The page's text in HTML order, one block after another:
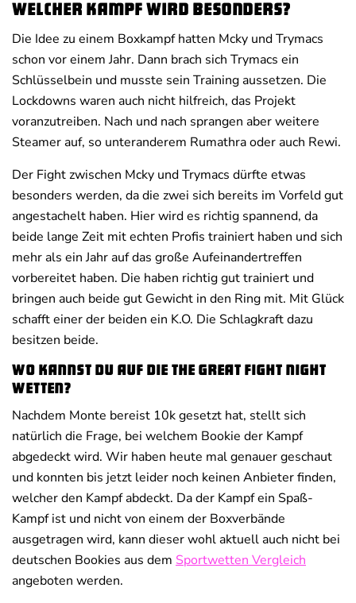
Welcher Kampf wird besonders?
Die Idee zu einem Boxkampf hatten Mcky und Trymacs
schon vor einem Jahr. Dann brach sich Trymacs ein
Schlüsselbein und musste sein Training aussetzen. Die
Lockdowns waren auch nicht hilfreich, das Projekt
voranzutreiben. Nach und nach sprangen aber weitere
Steamer auf, so unteranderem Rumathra oder auch Rewi.
Der Fight zwischen Mcky und Trymacs dürfte etwas
besonders werden, da die zwei sich bereits im Vorfeld gut
angestachelt haben. Hier wird es richtig spannend, da
beide lange Zeit mit echten Profis trainiert haben und sich
mehr als ein Jahr auf das große Aufeinandertreffen
vorbereitet haben. Die haben richtig gut trainiert und
bringen auch beide gut Gewicht in den Ring mit. Mit Glück
schafft einer der beiden ein K.O. Die Schlagkraft dazu
besitzen beide.
Wo kannst du auf die The Great Fight Night
wetten?
Nachdem Monte bereist 10k gesetzt hat, stellt sich
natürlich die Frage, bei welchem Bookie der Kampf
abgedeckt wird. Wir haben heute mal genauer geschaut
und konnten bis jetzt leider noch keinen Anbieter finden,
welcher den Kampf abdeckt. Da der Kampf ein Spaß-
Kampf ist und nicht von einem der Boxverbände
ausgetragen wird, kann dieser wohl aktuell auch nicht bei
deutschen Bookies aus dem Sportwetten Vergleich
angeboten werden.